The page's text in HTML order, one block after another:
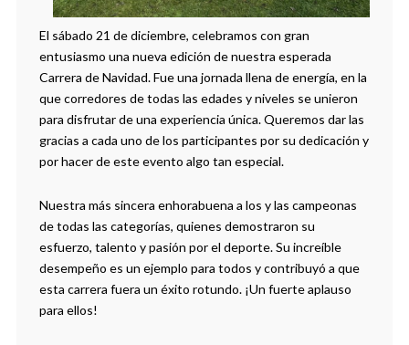
El sábado 21 de diciembre, celebramos con gran
entusiasmo una nueva edición de nuestra esperada
Carrera de Navidad. Fue una jornada llena de energía, en la
que corredores de todas las edades y niveles se unieron
para disfrutar de una experiencia única. Queremos dar las
gracias a cada uno de los participantes por su dedicación y
por hacer de este evento algo tan especial.
Nuestra más sincera enhorabuena a los y las campeonas
de todas las categorías, quienes demostraron su
esfuerzo, talento y pasión por el deporte. Su increíble
desempeño es un ejemplo para todos y contribuyó a que
esta carrera fuera un éxito rotundo. ¡Un fuerte aplauso
para ellos!